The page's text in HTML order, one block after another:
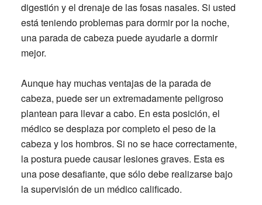
digestión y el drenaje de las fosas nasales. Si usted
está teniendo problemas para dormir por la noche,
una parada de cabeza puede ayudarle a dormir
mejor.
Aunque hay muchas ventajas de la parada de
cabeza, puede ser un extremadamente peligroso
plantean para llevar a cabo. En esta posición, el
médico se desplaza por completo el peso de la
cabeza y los hombros. Si no se hace correctamente,
la postura puede causar lesiones graves. Esta es
una pose desafiante, que sólo debe realizarse bajo
la supervisión de un médico calificado.